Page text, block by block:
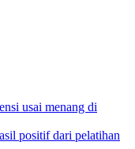
usai menang di
positif dari pelatihan